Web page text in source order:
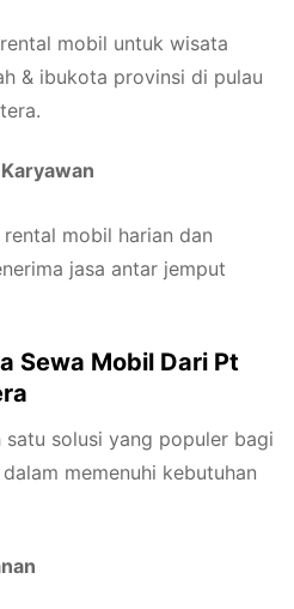
mobil untuk wisata
& ibukota provinsi di pulau
mobil harian dan
jasa antar jemput
Sewa Mobil Dari Pt
satu solusi yang populer bagi
memenuhi kebutuhan